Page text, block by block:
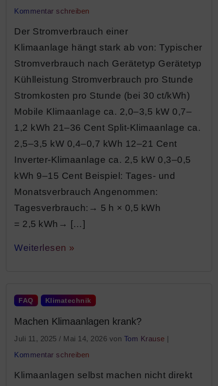
Kommentar schreiben
Der Stromverbrauch einer
Klimaanlage hängt stark ab von: Typischer
Stromverbrauch nach Gerätetyp Gerätetyp
Kühlleistung Stromverbrauch pro Stunde
Stromkosten pro Stunde (bei 30 ct/kWh)
Mobile Klimaanlage ca. 2,0–3,5 kW 0,7–
1,2 kWh 21–36 Cent Split-Klimaanlage ca.
2,5–3,5 kW 0,4–0,7 kWh 12–21 Cent
Inverter-Klimaanlage ca. 2,5 kW 0,3–0,5
kWh 9–15 Cent Beispiel: Tages- und
Monatsverbrauch Angenommen:
Tagesverbrauch:→ 5 h × 0,5 kWh
= 2,5 kWh→ […]
Weiterlesen »
FAQ Klimatechnik
Machen Klimaanlagen krank?
Juli 11, 2025 / Mai 14, 2026 von Tom Krause
Kommentar schreiben
Klimaanlagen selbst machen nicht direkt